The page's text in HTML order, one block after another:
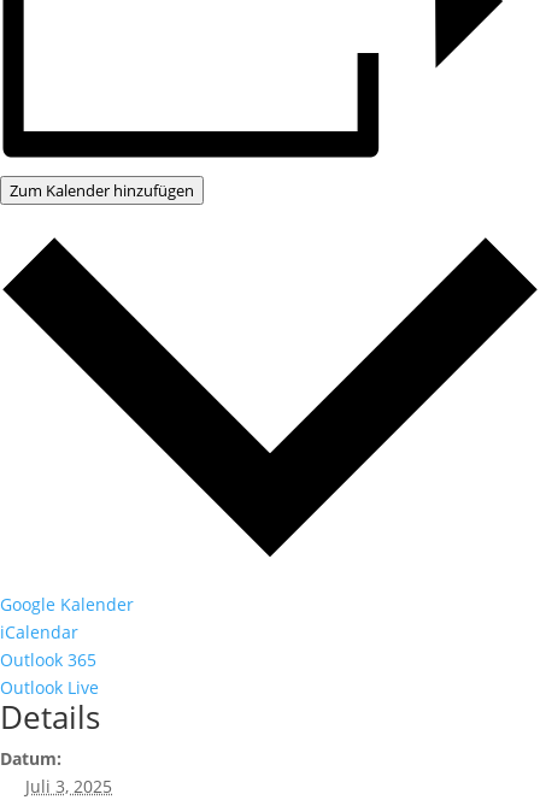
Zum Kalender hinzufügen
Google Kalender
iCalendar
Outlook 365
Outlook Live
Details
Datum:
Juli 3, 2025